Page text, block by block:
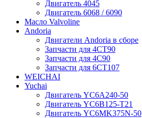
Двигатель 4045
Двигатель 6068 / 6090
Масло Valvoline
Andoria
Двигатели Andoria в сборе
Запчасти для 4CT90
Запчасти для 4С90
Запчасти для 6CT107
WEICHAI
Yuchai
Двигатель YC6A240-50
Двигатель YC6B125-T21
Двигатель YC6MK375N-50